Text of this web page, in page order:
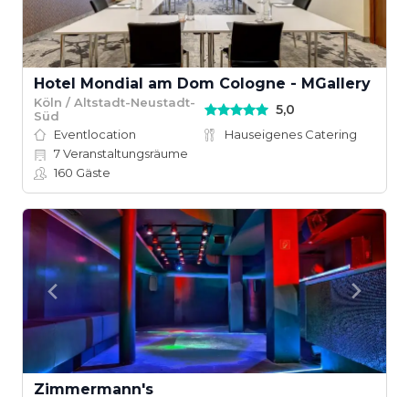
Hotel Mondial am Dom Cologne - MGallery
Köln / Altstadt-Neustadt-
Süd
5,0
Eventlocation
Hauseigenes Catering
7Veranstaltungsräume
160 Gäste
Zimmermann's